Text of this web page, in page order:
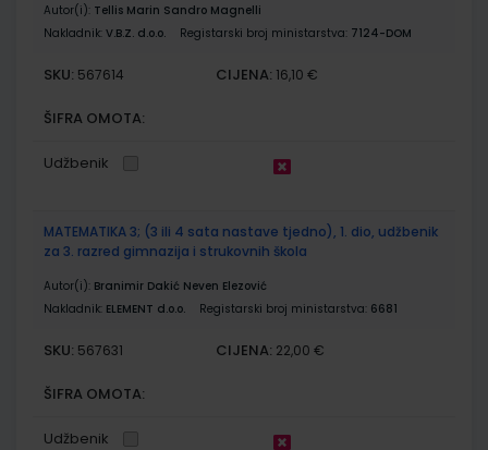
Autor(i): Tellis Marin Sandro Magnelli
Nakladnik: V.B.Z. d.o.o. Registarski broj ministarstva: 7124-DOM
SKU: 567614 CIJENA: 16,10 €
ŠIFRA OMOTA:
Udžbenik
MATEMATIKA 3; (3 ili 4 sata nastave tjedno), 1. dio, udžbenik
za 3. razred gimnazija i strukovnih škola
Autor(i): Branimir Dakić Neven Elezović
Nakladnik: ELEMENT d.o.o. Registarski broj ministarstva: 6681
SKU: 567631 CIJENA: 22,00 €
ŠIFRA OMOTA:
Udžbenik